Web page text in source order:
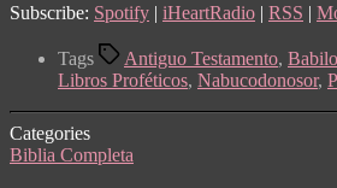
Subscribe: Spotify | iHeartRadio | RSS |
Tags Antiguo Testamento,
Libros Proféticos, Nabucodonosor,
Categories
Biblia Completa